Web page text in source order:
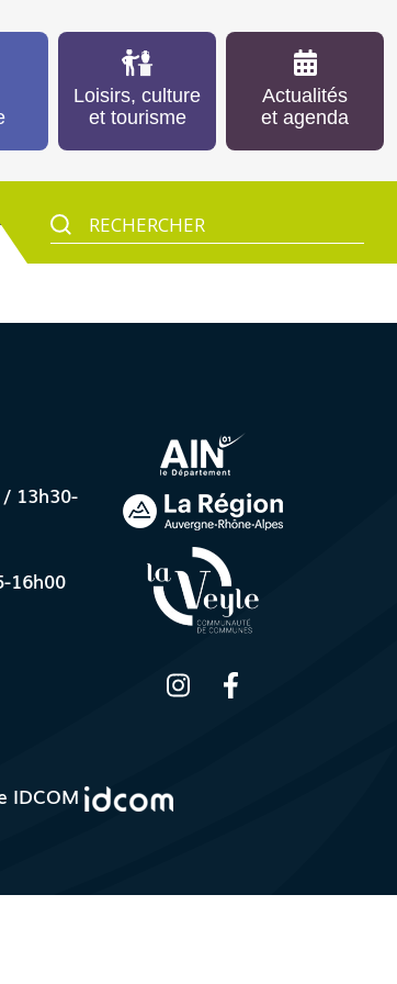
Loisirs, culture
et tourisme
Actualités
et agenda
de Yukiko Tanno et Mako Taruishi
13h30-
16h00
IDCOM